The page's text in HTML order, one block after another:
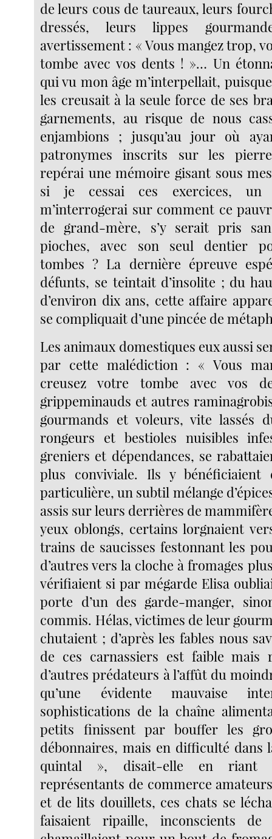
de leurs cous de taureaux, leurs
dressés, leurs lippes
avertissement : « Vous mangez trop,
tombe avec vos dents ! »… Un
qui vu mon âge m’interpellait,
les creusait à la seule force de ses
garnements, au risque de nous
enjambions ; jusqu’au jour où
patronymes inscrits sur les
repérai une mémoire gisant sous
si je cessai ces exercices, un
m’interrogerai sur comment ce
de grand-mère, s’y serait pris
pioches, avec son seul dentier
tombes ? La dernière épreuve
défunts, se teintait d’insolite ; du
d’environ dix ans, cette affaire
se compliquait d’une pincée de
Les animaux domestiques eux aussi
par cette malédiction : « Vous
creusez votre tombe avec vos
grippeminauds et autres
gourmands et voleurs, vite lassés
rongeurs et bestioles nuisibles
greniers et dépendances, se
plus conviviale. Ils y bénéficiaient
particulière, un subtil mélange
assis sur leurs derrières de
yeux oblongs, certains lorgnaient
trains de saucisses festonnant les
d’autres vers la cloche à fromages
vérifiaient si par mégarde Elisa
porte d’un des garde-manger,
commis. Hélas, victimes de leur
chutaient ; d’après les fables nous
de ces carnassiers est faible mais
d’autres prédateurs à l’affût du
qu’une évidente mauvaise
sophistications de la chaîne
petits finissent par bouffer les
débonnaires, mais en difficulté dans
quintal », disait-elle en riant
représentants de commerce
et de lits douillets, ces chats se
faisaient ripaille, inconscients